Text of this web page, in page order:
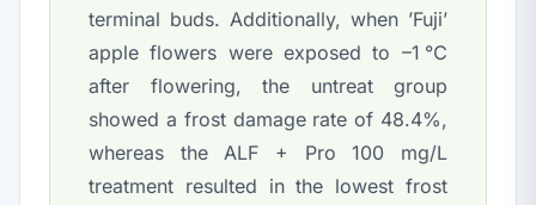
terminal buds. Additionally, when ’Fuji’
apple flowers were exposed to –1℃
after flowering, the untreat group
showed a frost damage rate of 48.4%,
whereas the ALF + Pro 100 mg/L
treatment resulted in the lowest frost